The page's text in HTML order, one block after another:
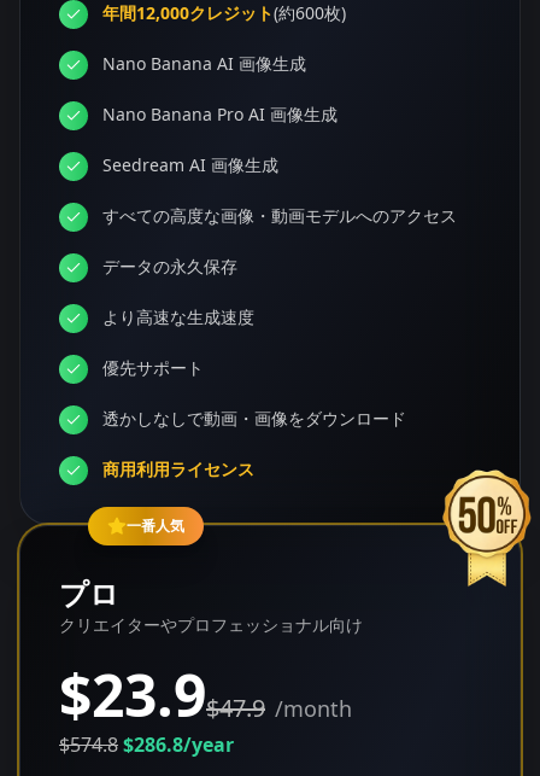
年間12,000クレジット(約600枚)
Nano Banana AI 画像生成
Nano Banana Pro AI 画像生成
Seedream AI 画像生成
すべての高度な画像・動画モデルへのアクセス
データの永久保存
より高速な生成速度
優先サポート
透かしなしで動画・画像をダウンロード
商用利用ライセンス
一番人気
プロ
クリエイターやプロフェッショナル向け
$23.9$47.9 /month
$574.8$286.8/year